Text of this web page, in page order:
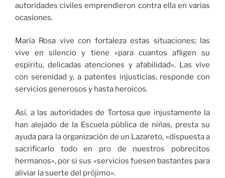
autoridades civiles emprendieron contra ella en varias
ocasiones.
María Rosa vive con fortaleza estas situaciones; las
vive en silencio y tiene «para cuantos afligen su
espíritu, delicadas atenciones y afabilidad». Las vive
con serenidad y, a patentes injusticias, responde con
servicios generosos y hasta heroicos.
Así, a las autoridades de Tortosa que injustamente la
han alejado de la Escuela pública de niñas, presta su
ayuda para la organización de un Lazareto, «dispuesta a
sacrificarlo todo en pro de nuestros pobrecitos
hermanos», por si sus «servicios fuesen bastantes para
aliviar la suerte del prójimo».